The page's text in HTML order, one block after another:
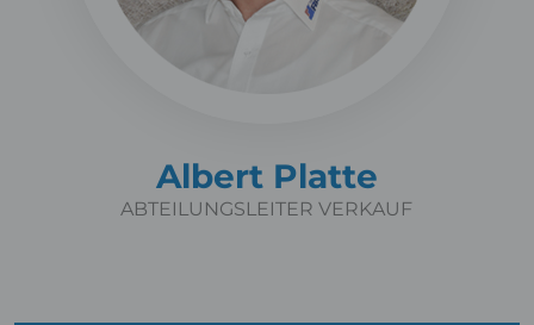
Albert Platte
ABTEILUNGSLEITER VERKAUF